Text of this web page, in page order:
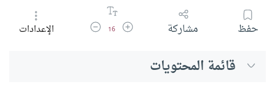
حفظ مشاركة زيادة حجم الخط
16 تقليل حجم الخطالإعدادات
قائمة المحتويات